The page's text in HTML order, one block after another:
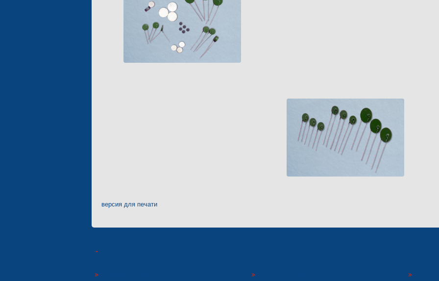
версия для печати